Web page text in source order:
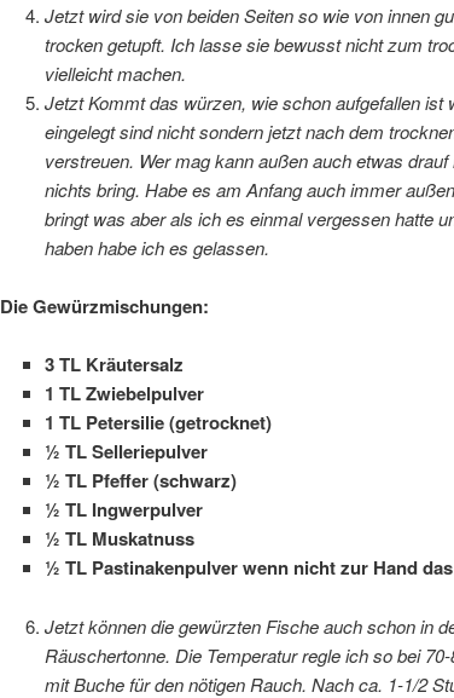
Jetzt wird sie von beiden Seiten so wie von innen
trocken getupft. Ich lasse sie bewusst nicht zum
vielleicht machen.
Jetzt Kommt das würzen, wie schon aufgefallen ist
eingelegt sind nicht sondern jetzt nach dem
verstreuen. Wer mag kann außen auch etwas
nichts bring. Habe es am Anfang auch immer
bringt was aber als ich es einmal vergessen hatte
haben habe ich es gelassen.
Die Gewürzmischungen:
3 TL Kräutersalz
1 TL Zwiebelpulver
1 TL Petersilie (getrocknet)
½ TL Selleriepulver
½ TL Pfeffer (schwarz)
½ TL Ingwerpulver
½ TL Muskatnuss
½ TL Pastinakenpulver wenn nicht zur Hand
Jetzt können die gewürzten Fische auch schon in
Räuschertonne. Die Temperatur regle ich so bei
mit Buche für den nötigen Rauch. Nach ca. 1-1/2